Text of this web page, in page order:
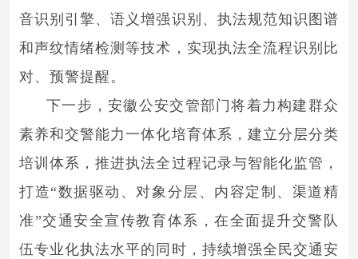
音识别引擎、语义增强识别、执法规范知识图谱
和声纹情绪检测等技术，实现执法全流程识别比
对、预警提醒。
下一步，安徽公安交管部门将着力构建群众
素养和交警能力一体化培育体系，建立分层分类
培训体系，推进执法全过程记录与智能化监管，
打造“数据驱动、对象分层、内容定制、渠道精
准”交通安全宣传教育体系，在全面提升交警队
伍专业化执法水平的同时，持续增强全民交通安